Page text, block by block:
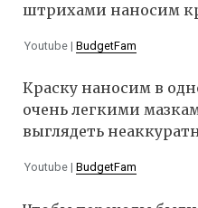
штрихами наносим
Youtube | BudgetFam
Краску наносим в
очень легкими
выглядеть
Youtube | BudgetFam